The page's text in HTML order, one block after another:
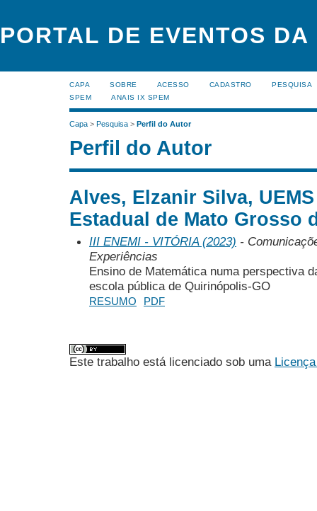
PORTAL DE EVENTOS DA
CAPA SOBRE ACESSO CADASTRO
PESQUISA
SPEM
ANAIS IX SPEM
Capa > Pesquisa > Perfil do Autor
Perfil do Autor
Alves, Elzanir Silva,
Estadual de Mato Grosso
III ENEMI - VITÓRIA (2023) -
Experiências
Ensino de Matemática numa perspectiva
escola pública de Quirinópolis-GO
RESUMO PDF
Este trabalho está licenciado sob uma